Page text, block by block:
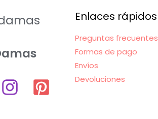
Enlaces rápidos
Preguntas frecuentes
Formas de pago
Envíos
Devoluciones